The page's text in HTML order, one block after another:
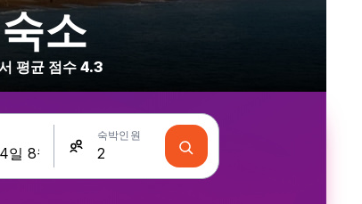
소
평균 점수 4.3
숙박인원